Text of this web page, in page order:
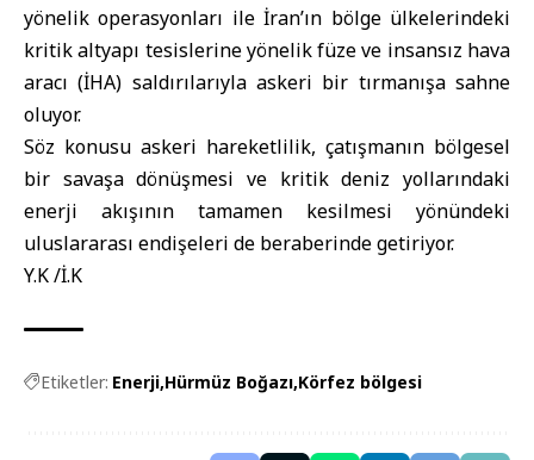
yönelik operasyonları ile İran’ın bölge ülkelerindeki
kritik altyapı tesislerine yönelik füze ve insansız hava
aracı (İHA) saldırılarıyla askeri bir tırmanışa sahne
oluyor.
Söz konusu askeri hareketlilik, çatışmanın bölgesel
bir savaşa dönüşmesi ve kritik deniz yollarındaki
enerji akışının tamamen kesilmesi yönündeki
uluslararası endişeleri de beraberinde getiriyor.
Y.K /İ.K
Etiketler: Enerji Hürmüz Boğazı Körfez bölgesi